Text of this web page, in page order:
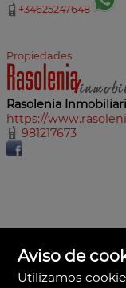
+34625247648
Propiedades
Rasolenia
https://
981217673
Aviso de
Utilizamos